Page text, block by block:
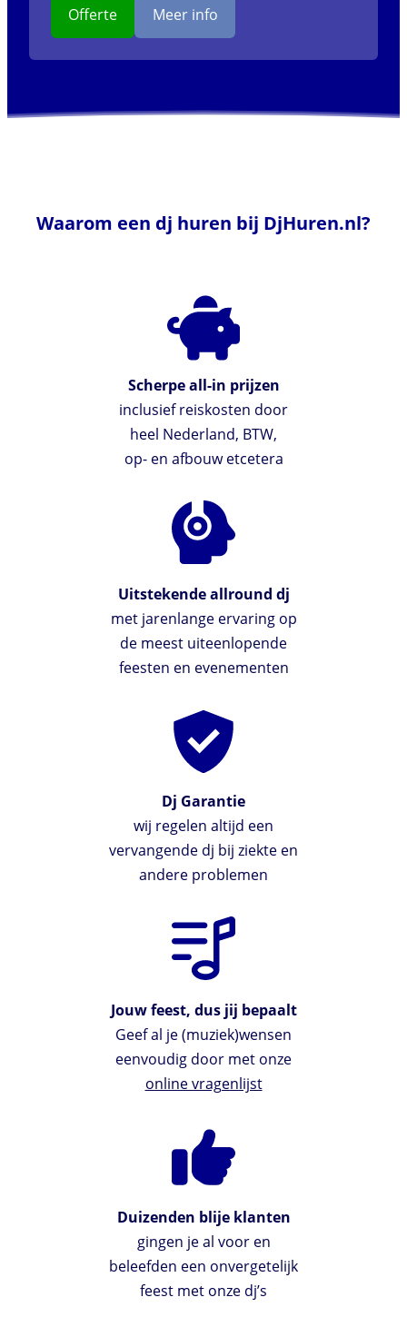
Offerte Meer info
Waarom een dj huren bij DjHuren.nl?
Scherpe all-in prijzen
inclusief reiskosten door
heel Nederland, BTW,
op- en afbouw etcetera
Uitstekende allround dj
met jarenlange ervaring op
de meest uiteenlopende
feesten en evenementen
Dj Garantie
wij regelen altijd een
vervangende dj bij ziekte en
andere problemen
Jouw feest, dus jij bepaalt
Geef al je (muziek)wensen
eenvoudig door met onze
online vragenlijst
Duizenden blije klanten
gingen je al voor en
beleefden een onvergetelijk
feest met onze dj’s